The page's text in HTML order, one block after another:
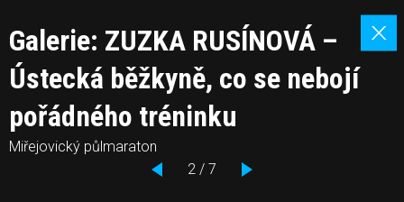
Galerie: ZUZKA RUSÍNOVÁ –
Ústecká běžkyně, co se nebojí
pořádného tréninku
Miřejovický půlmaraton
2 / 7